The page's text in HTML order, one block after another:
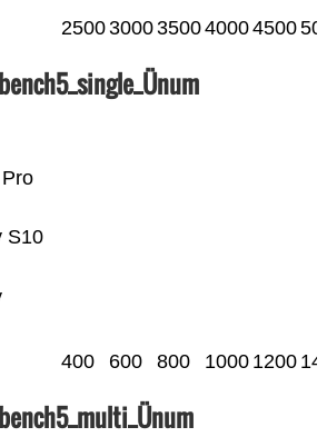
25003000350040004500
S10
400 600 800 1000 1200